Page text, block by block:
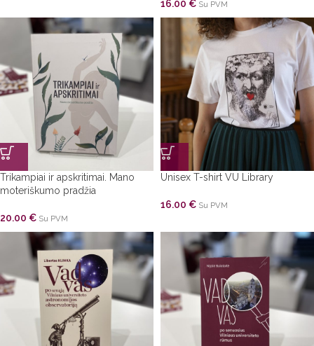
16.00 € Su PVM
Trikampiai ir apskritimai. Mano
moteriškumo pradžia
20.00 € Su PVM
Unisex T-shirt VU Library
16.00 € Su PVM